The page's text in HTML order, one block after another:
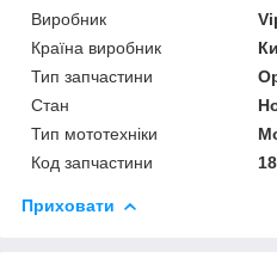
Виробник
Країна виробник
Тип запчастини
Стан
Тип мототехніки
Код запчастини
Приховати